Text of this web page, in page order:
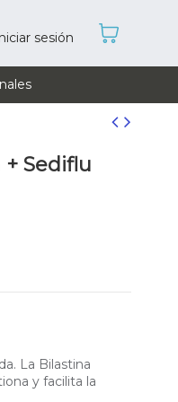
sesión
Sediflu
La Bilastina
y facilita la